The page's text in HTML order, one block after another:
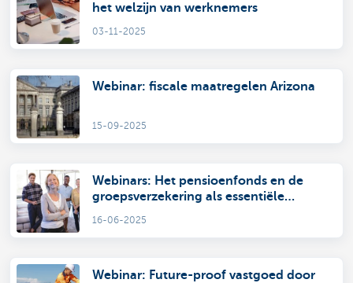
het welzijn van werknemers
03-11-2025
Webinar: fiscale maatregelen Arizona
15-09-2025
Webinars: Het pensioenfonds en de
groepsverzekering als essentiële
verloningsbeleid
16-06-2025
Webinar: Future-proof vastgoed door